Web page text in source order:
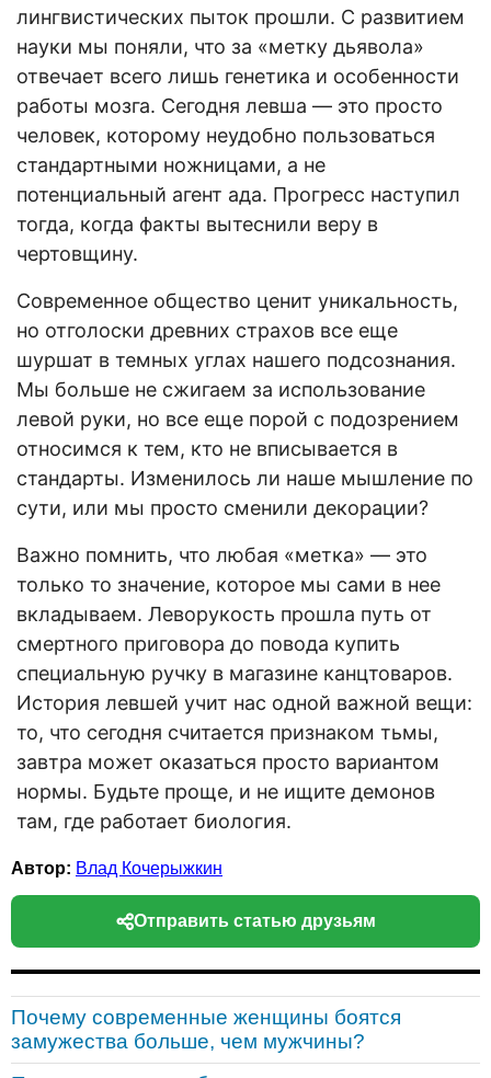
лингвистических пыток прошли. С развитием
науки мы поняли, что за «метку дьявола»
отвечает всего лишь генетика и особенности
работы мозга. Сегодня левша — это просто
человек, которому неудобно пользоваться
стандартными ножницами, а не
потенциальный агент ада. Прогресс наступил
тогда, когда факты вытеснили веру в
чертовщину.
Современное общество ценит уникальность,
но отголоски древних страхов все еще
шуршат в темных углах нашего подсознания.
Мы больше не сжигаем за использование
левой руки, но все еще порой с подозрением
относимся к тем, кто не вписывается в
стандарты. Изменилось ли наше мышление по
сути, или мы просто сменили декорации?
Важно помнить, что любая «метка» — это
только то значение, которое мы сами в нее
вкладываем. Леворукость прошла путь от
смертного приговора до повода купить
специальную ручку в магазине канцтоваров.
История левшей учит нас одной важной вещи:
то, что сегодня считается признаком тьмы,
завтра может оказаться просто вариантом
нормы. Будьте проще, и не ищите демонов
там, где работает биология.
Автор: Влад Кочерыжкин
Отправить статью друзьям
Почему современные женщины боятся
замужества больше, чем мужчины?